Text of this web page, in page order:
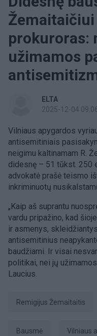
prokuroras:
užimamos
ELTA
2025-12-04
Vilniaus apygardos
antisemitiniais
neigimu kaltinamam R.
didesnę – 51 tūkst. 250
advokatė prašė teismo
inkriminuotų
„Kaip aš suprantu
vardu pripažino, kad
ir asmenys,
antisemitinius
baudžiami. Ir visai
politikai, nei jų
Laucius.
Remigijus Žemaitaitis
bausmė